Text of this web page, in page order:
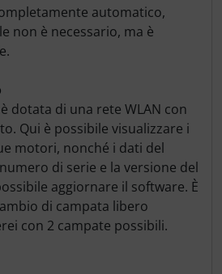
automatico,
non è necessario, ma è
dotata di una rete WLAN con
Qui è possibile visualizzare i
motori, nonché i dati del
di serie e la versione del
aggiornare il software. È
di campata libero
con 2 campate possibili.